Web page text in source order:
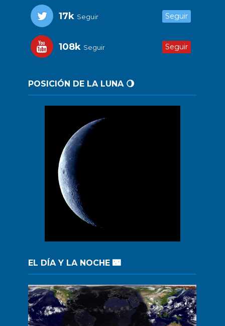
17k Seguir Seguir
108k Seguir Seguir
POSICIÓN DE LA LUNA 🌖
EL DÍA Y LA NOCHE 🌃